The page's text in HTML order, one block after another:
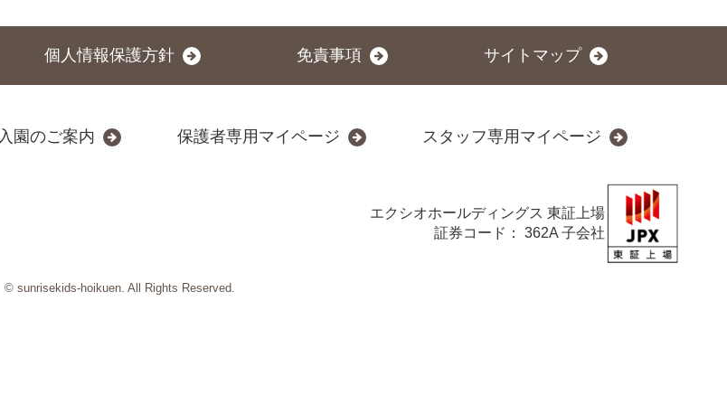
個人情報保護方針 免責事項 サイトマップ
入園のご案内 保護者専用マイページ スタッフ専用マイページ
エクシオホールディングス 東証上場
証券コード： 362A 子会社
© sunrisekids-hoikuen. All Rights Reserved.